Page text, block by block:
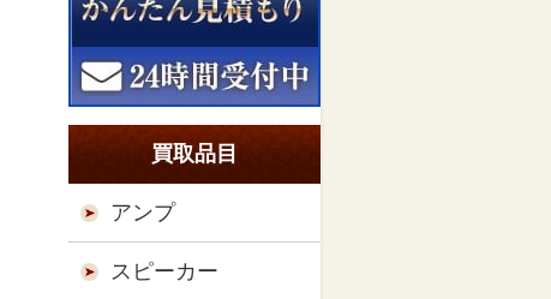
買取品目
アンプ
スピーカー